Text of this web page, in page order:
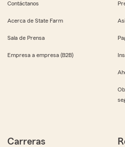
Contáctanos
Acerca de State Farm
Sala de Prensa
Empresa a empresa (B2B)
Carreras